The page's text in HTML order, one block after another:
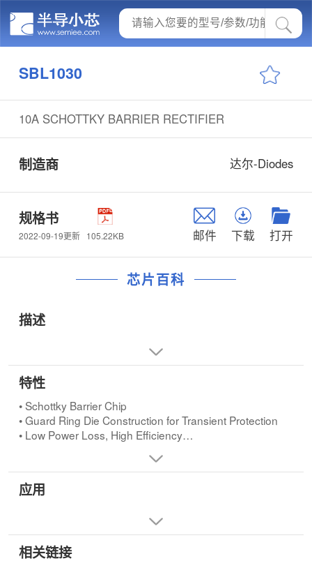
SBL1030
10A SCHOTTKY BARRIER RECTIFIER
制造商 达尔-Diodes
规格书
2022-09-19更新 105.22KB 邮件 下载 打开
芯片百科
描述
特性
• Schottky Barrier Chip
• Guard Ring Die Construction for Transient Protection
• Low Power Loss, High Efficiency
• High Current Capability and Low Forward Voltage Drop
• For Use in Low Voltage, High Frequency Inverters, Free
Wheeling, and Polarity Protection Applications
应用
相关链接